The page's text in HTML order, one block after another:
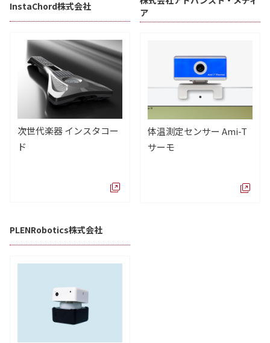
InstaChord株式会社
次世代楽器 インスタコー
ド
ア
体温測定センサー Ami-T
サーモ
PLENRobotics株式会社